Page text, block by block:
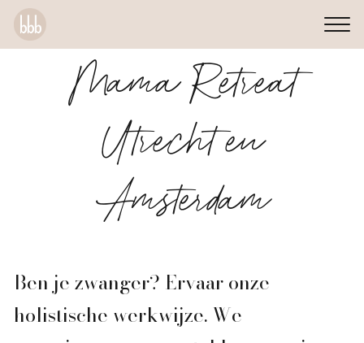
Mama Retreat
Utrecht en
Amsterdam
Ben je zwanger? Ervaar onze
holistische werkwijze. We